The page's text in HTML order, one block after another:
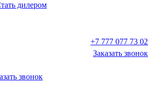
дилером
+7 777 077 73 02
Заказать звонок
звонок